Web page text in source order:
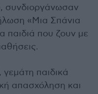
συνδιοργάνωσαν
«Μια Σπάνια
παιδιά που ζουν με
γεμάτη παιδικά
απασχόληση και